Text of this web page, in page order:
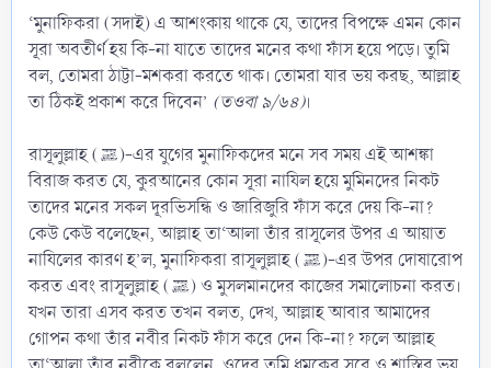
‘মুনাফিকরা (সদাই) এ আশংকায় থাকে যে, তাদের বিপক্ষে এমন কোন
সূরা অবতীর্ণ হয় কি-না যাতে তাদের মনের কথা ফাঁস হয়ে পড়ে। তুমি
বল, তোমরা ঠাট্টা-মশকরা করতে থাক। তোমরা যার ভয় করছ, আল্লাহ
তা ঠিকই প্রকাশ করে দিবেন’ (তওবা ৯/৬৪)।
রাসূলুল্লাহ (ﷺ)-এর যুগের মুনাফিকদের মনে সব সময় এই আশঙ্কা
বিরাজ করত যে, কুরআনের কোন সূরা নাযিল হয়ে মুমিনদের নিকট
তাদের মনের সকল দূরভিসন্ধি ও জারিজুরি ফাঁস করে দেয় কি-না?
কেউ কেউ বলেছেন, আল্লাহ তা‘আলা তাঁর রাসূলের উপর এ আয়াত
নাযিলের কারণ হ’ল, মুনাফিকরা রাসূলুল্লাহ (ﷺ)-এর উপর দোষারোপ
করত এবং রাসূলুল্লাহ (ﷺ) ও মুসলমানদের কাজের সমালোচনা করত।
যখন তারা এসব করত তখন বলত, দেখ, আল্লাহ আবার আমাদের
গোপন কথা তাঁর নবীর নিকট ফাঁস করে দেন কি-না? ফলে আল্লাহ